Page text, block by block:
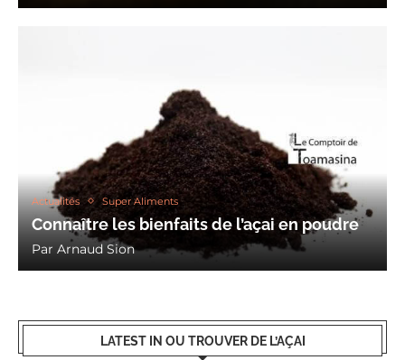
Actualités Super Aliments
Connaître les bienfaits de l’açai en poudre
Par Arnaud Sion
LATEST IN OU TROUVER DE L’AÇAI